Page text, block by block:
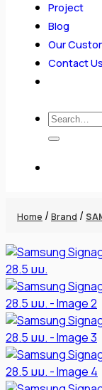
Project
Blog
Our
Contact Us
Search
for:
Home /Brand /